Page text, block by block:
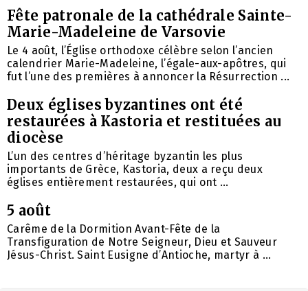
Fête patronale de la cathédrale Sainte-
Marie-Madeleine de Varsovie
Le 4 août, l’Église orthodoxe célèbre selon l’ancien
calendrier Marie-Madeleine, l’égale-aux-apôtres, qui
fut l’une des premières à annoncer la Résurrection ...
Deux églises byzantines ont été
restaurées à Kastoria et restituées au
diocèse
L’un des centres d’héritage byzantin les plus
importants de Grèce, Kastoria, deux a reçu deux
églises entièrement restaurées, qui ont ...
5 août
Carême de la Dormition Avant-Fête de la
Transfiguration de Notre Seigneur, Dieu et Sauveur
Jésus-Christ. Saint Eusigne d’Antioche, martyr à ...